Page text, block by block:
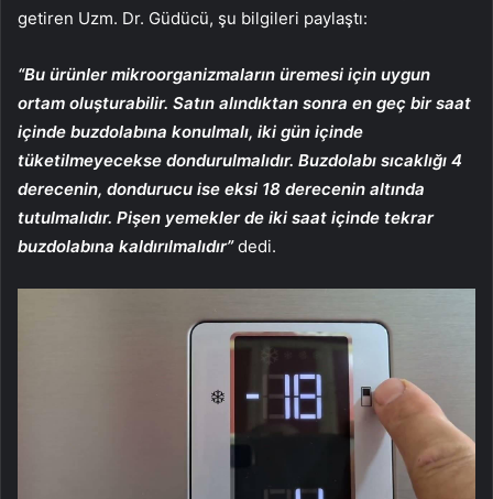
getiren Uzm. Dr. Güdücü, şu bilgileri paylaştı:
“Bu ürünler mikroorganizmaların üremesi için uygun
ortam oluşturabilir. Satın alındıktan sonra en geç bir saat
içinde buzdolabına konulmalı, iki gün içinde
tüketilmeyecekse dondurulmalıdır. Buzdolabı sıcaklığı 4
derecenin, dondurucu ise eksi 18 derecenin altında
tutulmalıdır. Pişen yemekler de iki saat içinde tekrar
buzdolabına kaldırılmalıdır”dedi.